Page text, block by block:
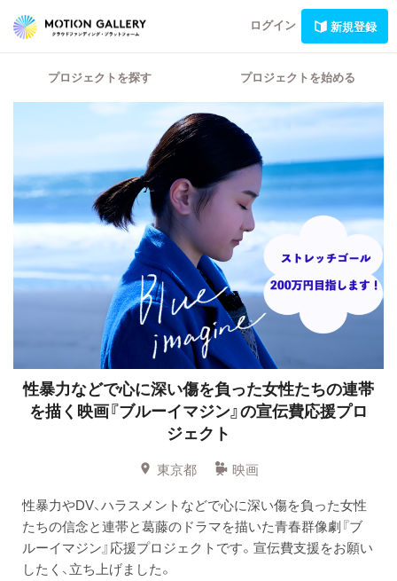
ログイン 新規登録
プロジェクトを探す プロジェクトを始める
性暴力などで心に深い傷を負った女性たちの連帯
を描く映画『ブルーイマジン』の宣伝費応援プロ
ジェクト
東京都
映画
性暴力やDV、ハラスメントなどで心に深い傷を負った女性
たちの信念と連帯と葛藤のドラマを描いた青春群像劇『ブ
ルーイマジン』応援プロジェクトです。宣伝費支援をお願い
したく、立ち上げました。